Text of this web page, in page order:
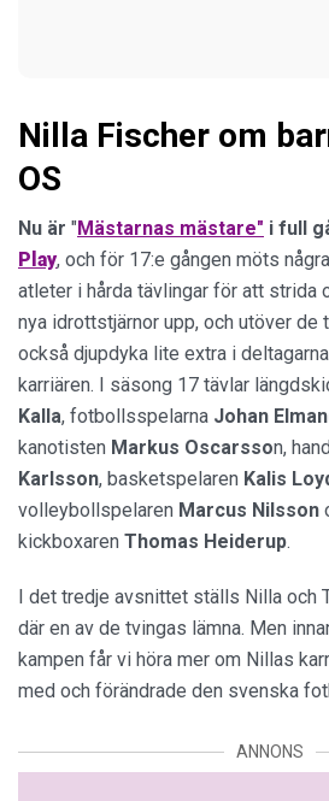
Nilla Fischer om
OS
Nu är "Mästarnas mästare" i full
Play, och för 17:e gången möts
atleter i hårda tävlingar för att strida
nya idrottstjärnor upp, och utöver de
också djupdyka lite extra i
karriären. I säsong 17 tävlar
Kalla, fotbollsspelarna Johan
kanotisten Markus Oscarsson,
Karlsson, basketspelaren Kalis
volleybollspelaren Marcus Nilsson
kickboxaren Thomas Heiderup.
I det tredje avsnittet ställs Nilla och
där en av de tvingas lämna. Men
kampen får vi höra mer om Nillas
med och förändrade den svenska
ANNONS